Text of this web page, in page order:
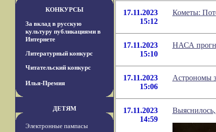
КОНКУРСЫ
За вклад в русскую
культуру публикациями в
Интернете
Литературный конкурс
Читательский конкурс
Илья-Премия
ДЕТЯМ
Электронные пампасы
17.11.2023
15:12
Кометы:
17.11.2023
15:10
НАСА
17.11.2023
15:06
Астрономы
17.11.2023
14:59